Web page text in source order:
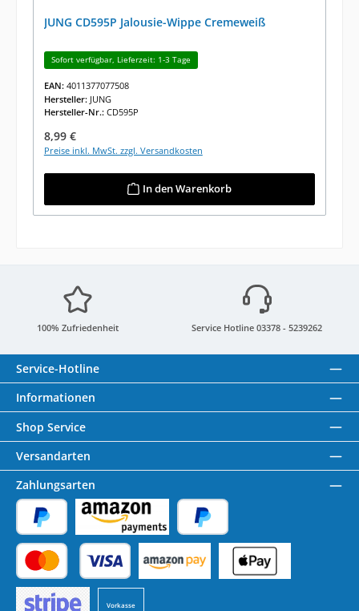
JUNG CD595P Jalousie-Wippe Cremeweiß
Sofort verfügbar, Lieferzeit: 1-3 Tage
EAN: 4011377077508
Hersteller: JUNG
Hersteller-Nr.: CD595P
Regulärer Preis:
8,99 €
Preise inkl. MwSt. zzgl. Versandkosten
In den Warenkorb
100% Zufriedenheit Service Hotline 03378 - 5239262
Service-Hotline
Informationen
Shop Service
Versandarten
Zahlungsarten
PayPal Amazon Pay Später Bezahlen
Kredit- oder Debitkarte
Vorkasse
Benutzerdefiniertes Bild 1